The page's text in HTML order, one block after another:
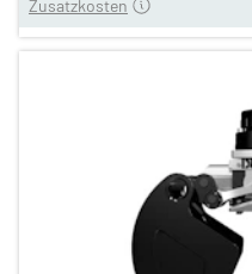
Zusatzkosten